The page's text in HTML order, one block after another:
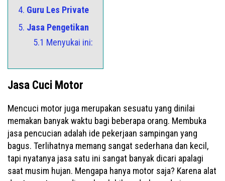
4. Guru Les Private
5. Jasa Pengetikan
5.1 Menyukai ini:
Jasa Cuci Motor
Mencuci motor juga merupakan sesuatu yang dinilai
memakan banyak waktu bagi beberapa orang. Membuka
jasa pencucian adalah ide pekerjaan sampingan yang
bagus. Terlihatnya memang sangat sederhana dan kecil,
tapi nyatanya jasa satu ini sangat banyak dicari apalagi
saat musim hujan. Mengapa hanya motor saja? Karena alat